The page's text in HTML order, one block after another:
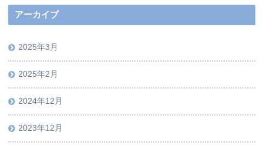
アーカイブ
2025年3月
2025年2月
2024年12月
2023年12月